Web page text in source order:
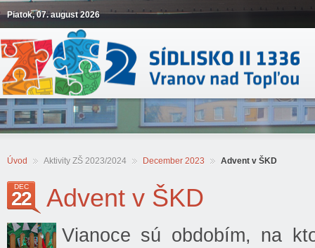
Piatok, 07. august 2026
Úvod Aktivity ZŠ 2023/2024 December 2023 Advent v ŠKD
DEC
22 Advent v ŠKD
Vianoce sú obdobím, na